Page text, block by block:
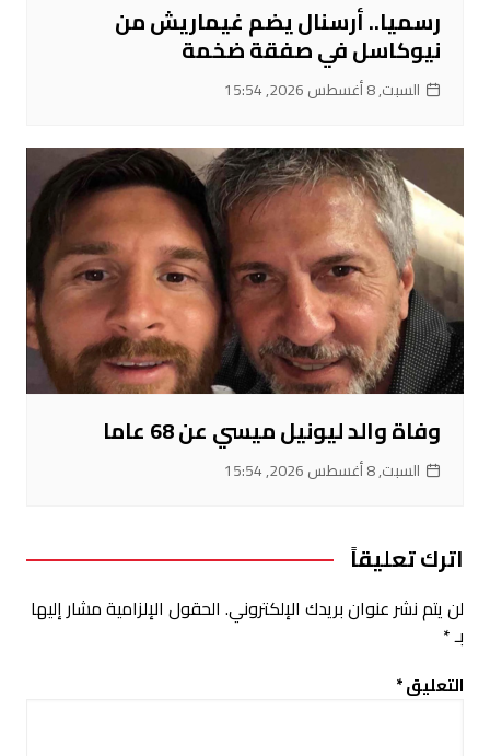
رسميا.. أرسنال يضم غيماريش من
نيوكاسل في صفقة ضخمة
السبت, 8 أغسطس 2026, 15:54
وفاة والد ليونيل ميسي عن 68 عاما
السبت, 8 أغسطس 2026, 15:54
اترك تعليقاً
لن يتم نشر عنوان بريدك الإلكتروني. الحقول الإلزامية مشار إليها
بـ*
التعليق*